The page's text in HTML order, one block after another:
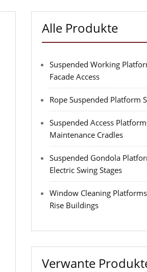
Alle Produkte
Suspended Working
Facade Access
Rope Suspended Platform
Suspended Access
Maintenance Cradles
Suspended Gondola
Electric Swing Stages
Window Cleaning
Rise Buildings
Verwante